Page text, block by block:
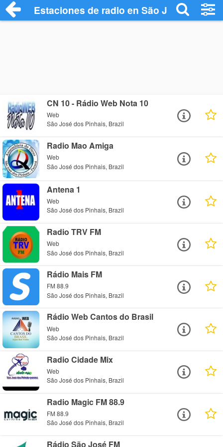
Estaciones de radio en São José dos
CN 10 - Rádio Web Nota 10
Web
São José dos Pinhais, Brazil
Radio Mao Amiga
Web
São José dos Pinhais, Brazil
Antena 1
Web
São José dos Pinhais, Brazil
Radio TRV FM
Web
São José dos Pinhais, Brazil
Rádio Mais FM
FM 88.9
São José dos Pinhais, Brazil
Rádio Web Cantos do Brasil
Web
São José dos Pinhais, Brazil
Radio Cidade Mix
Web
São José dos Pinhais, Brazil
Radio Magic FM 88.9
FM 88.9
São José dos Pinhais, Brazil
Rádio São José FM